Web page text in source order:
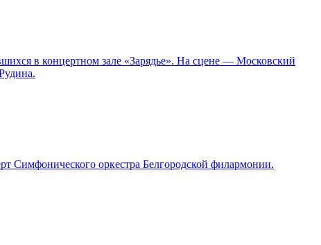
в концертном зале «Зарядье». На сцене — Московский
Симфонического оркестра Белгородской филармонии.